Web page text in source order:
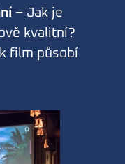
– Jak je
kvalitní?
film působí